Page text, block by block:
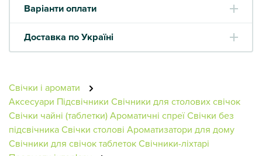
Варіанти оплати
Доставка по Україні
Свічки і аромати
Аксесуари Підсвічники Свічники для столових свічок
Свічки чайні (таблетки)Ароматичні спреїСвічки без
підсвічникаСвічки столові Ароматизатори для дому
Свічники для свічок таблетокСвічники-ліхтарі